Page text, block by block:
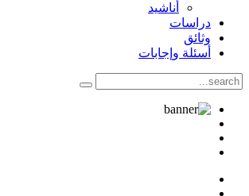
أناشيد
دراسات
وثائق
أسئلة وإجابات